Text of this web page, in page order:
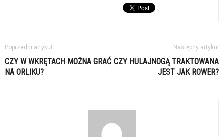
Poprzedni artykuł
CZY W WKRĘTACH MOŻNA GRAĆ
NA ORLIKU?
Następny artykuł
CZY HULAJNOGĄ TRAKTOWANA
JEST JAK ROWER?